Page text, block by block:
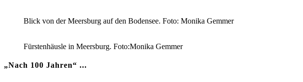
Blick von der Meersburg auf den Bodensee. Foto: Monika Gemmer
Fürstenhäusle in Meersburg. Foto:Monika Gemmer
„Nach 100 Jahren“ ...